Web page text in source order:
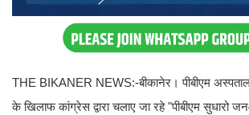
THE BIKANER NEWS:-बीकानेर। पीबीएम
के खिलाफ कांग्रेस द्वारा चलाए जा रहे "पीबीएम सुधारो